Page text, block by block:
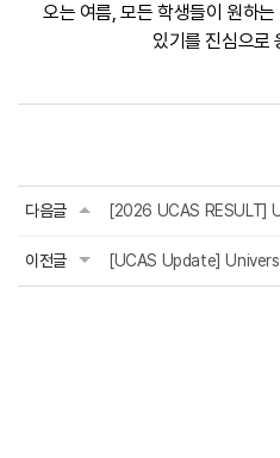
오는 여름, 모든 학생들이 원하
있기를 진심으로
다음글 [2026 UCAS RESULT]
이전글 [UCAS Update]